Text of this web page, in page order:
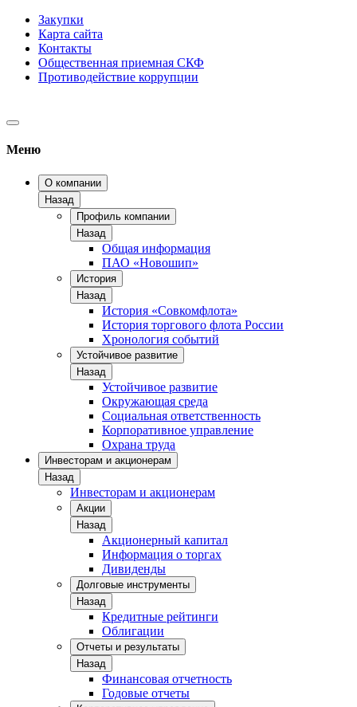
Закупки
Карта сайта
Контакты
Общественная приемная СКФ
Противодействие коррупции
Меню
О компании
Назад
Профиль компании
Назад
Общая информация
ПАО «Новошип»
История
Назад
История «Совкомфлота»
История торгового флота России
Хронология событий
Устойчивое развитие
Назад
Устойчивое развитие
Окружающая среда
Социальная ответственность
Корпоративное управление
Охрана труда
Инвесторам и акционерам
Назад
Инвесторам и акционерам
Акции
Назад
Акционерный капитал
Информация о торгах
Дивиденды
Долговые инструменты
Назад
Кредитные рейтинги
Облигации
Отчеты и результаты
Назад
Финансовая отчетность
Годовые отчеты